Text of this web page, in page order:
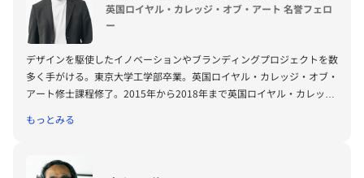
英国ロイヤル・カレッジ・オブ・アート 名誉フェロ
ー
デザインを駆使したイノベーションやブランディングプロジェクトを数
多く手がける。東京大学工学部卒業。英国ロイヤル・カレッジ・オブ・
アート修士課程修了。2015年から2018年まで英国ロイヤル・カレッ
ーを授与された。経済産業省産業構造審議会 知的財産分科会委員、日
長室アドバイザーなどを歴任。
もっとみる